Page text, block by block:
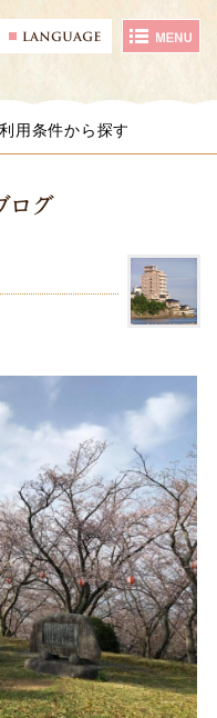
用条件から探す
ログ